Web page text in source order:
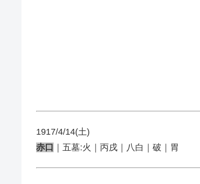
1917/4/14(土)
赤口
｜五墓:火｜丙戌｜八白｜破｜胃